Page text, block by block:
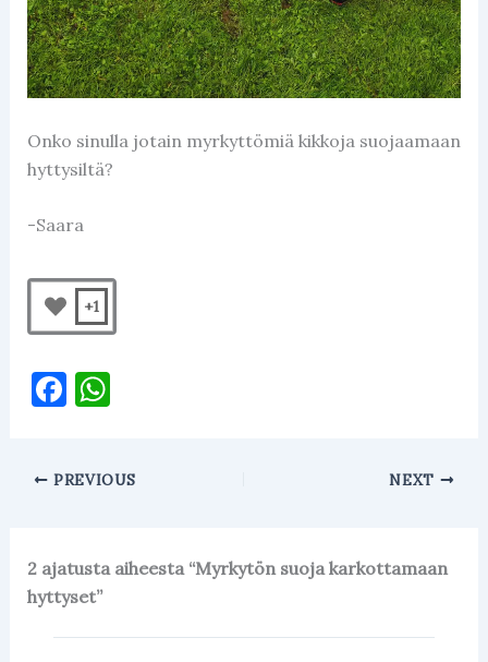
Onko sinulla jotain myrkyttömiä kikkoja suojaamaan
hyttysiltä?
-Saara
+1
F
e
o
o
k
W
s
p
PREVIOUS NEXT
2 ajatusta aiheesta “Myrkytön suoja karkottamaan
hyttyset”